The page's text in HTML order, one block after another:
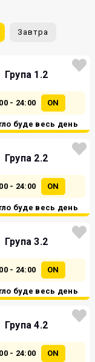
Завтра
Група 1.2
- 24:00 ON
буде весь день
Група 2.2
- 24:00 ON
буде весь день
Група 3.2
- 24:00 ON
буде весь день
Група 4.2
- 24:00 ON